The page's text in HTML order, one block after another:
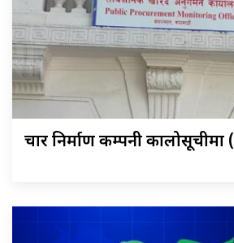
चार निर्माण कम्पनी